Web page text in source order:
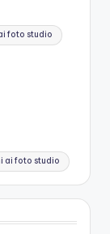
foto studio
ai foto studio